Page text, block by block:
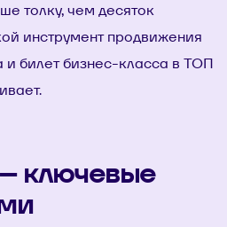
толку, чем десяток
инструмент продвижения
и билет бизнес-класса в ТОП
ключевые